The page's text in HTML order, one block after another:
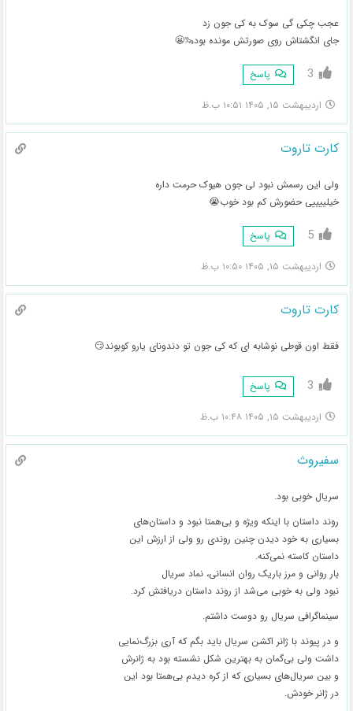
عجب چکی گی سوک به کی جون زد
جای انگشتاش روی صورتش مونده بود🦦😬
3 پاسخ
اردیبهشت ۱۵, ۱۴۰۵ ۱۰:۵۱ ب.ظ
کارت تاروت
ولی این رسمش نبود لی جون هیوک حرمت داره
خیلییییی حضورش کم بود خوب😭
5 پاسخ
اردیبهشت ۱۵, ۱۴۰۵ ۱۰:۵۰ ب.ظ
کارت تاروت
فقط اون قوطی نوشابه ای که کی جون تو دندونای یارو کوبوند😏
3 پاسخ
اردیبهشت ۱۵, ۱۴۰۵ ۱۰:۴۸ ب.ظ
سفیروث
سریال خوبی بود.
روند داستان با اینکه ویژه و بی‌همتا نبود و داستان‌های
بسیاری به خود دیدن چنین روندی رو ولی از ارزش این
داستان کاسته نمی‌کنه.
بار روانی و مرز باریک روان انسانی، نماد سریال
نبود ولی به خوبی می‌شد از روند داستان دریافتش کرد.
سینماگرافی سریال رو دوست داشتم.
و در پیوند با ژانر اکشن سریال باید بگم که آری بزرگ‌نمایی
داشت ولی بی‌گمان به بهترین شکل نشسته بود به ژانرش‌
و بین سریال‌های بسیاری که از کره دیدم بی‌همتا بود این
در ژانر خودش.